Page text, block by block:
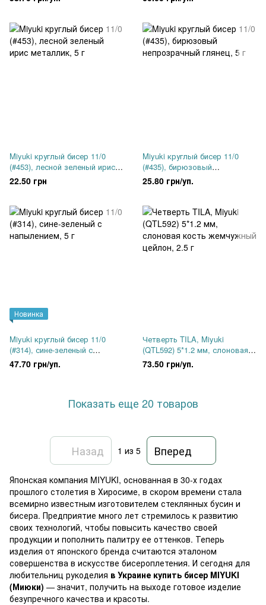
Miyuki круглый бисер 11/0
(#453), лесной зеленый ирис
металлик, 5 г
22.50 грн
Miyuki круглый бисер 11/0
(#435), бирюзовый
непрозрачный глянец, 5 г
25.80 грн/уп.
Новинка
Miyuki круглый бисер 11/0
(#314), сине-зеленый с
напылением, 5 г
47.70 грн/уп.
Четверть TILA, Miyuki
(QTL592) 5*1.2 мм, слоновая
кость жемчужный цейлон, 2.5
г
73.50 грн/уп.
Показать еще 20 товаров
Назад 1 из 5 Вперед
Японская компания MIYUKI, основанная в 30-х годах
прошлого столетия в Хиросиме, в скором времени стала
всемирно известным изготовителем стеклянных бусин и
бисера. Предприятие много лет стремилось к развитию
своих технологий, чтобы повысить качество своей
продукции и пополнить палитру ее оттенков. Теперь
изделия от японского бренда считаются эталоном
совершенства в искусстве бисероплетения. И сегодня для
любительниц рукоделия в Украине купить бисер MIYUKI
(Миюки) — значит, получить на выходе готовое изделие
безупречного качества и красоты.